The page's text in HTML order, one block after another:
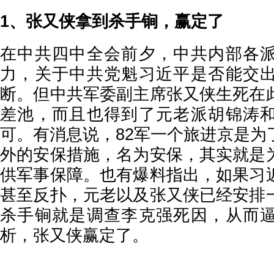
1、张又侠拿到杀手锏，赢定了
在中共四中全会前夕，中共内部各
力，关于中共党魁习近平是否能交
断。但中共军委副主席张又侠生死在
差池，而且也得到了元老派胡锦涛
可。有消息说，82军一个旅进京是为
外的安保措施，名为安保，其实就是
供军事保障。也有爆料指出，如果习
甚至反扑，元老以及张又侠已经安排
杀手锏就是调查李克强死因，从而
析，张又侠赢定了。